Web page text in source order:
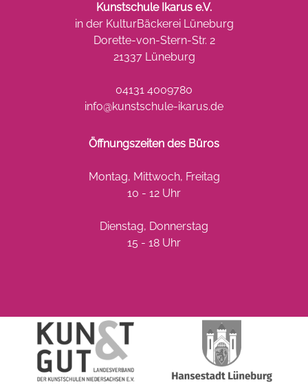
Kunstschule Ikarus e.V.
in der KulturBäckerei Lüneburg
Dorette-von-Stern-Str. 2
21337 Lüneburg
04131 4009780
info@kunstschule-ikarus.de
Öffnungszeiten des Büros
Montag, Mittwoch, Freitag
10 - 12 Uhr
Dienstag, Donnerstag
15 - 18 Uhr